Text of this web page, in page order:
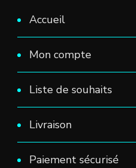
Accueil
Mon compte
Liste de souhaits
Livraison
Paiement sécurisé